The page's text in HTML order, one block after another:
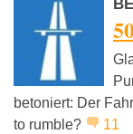
Reinhard Mey
betoniert: Der
to rumble?
11